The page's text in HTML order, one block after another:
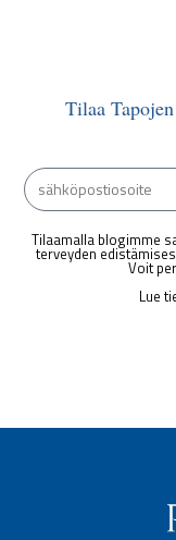
Tilaa
Tilaamalla blogimme
terveyden
Voit
Lue